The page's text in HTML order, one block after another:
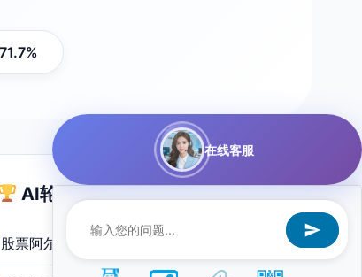
AI轮动量化策略排行榜 TOP3
股票阿尔法量化轮动策略 月收益 +50.4%
在线客服